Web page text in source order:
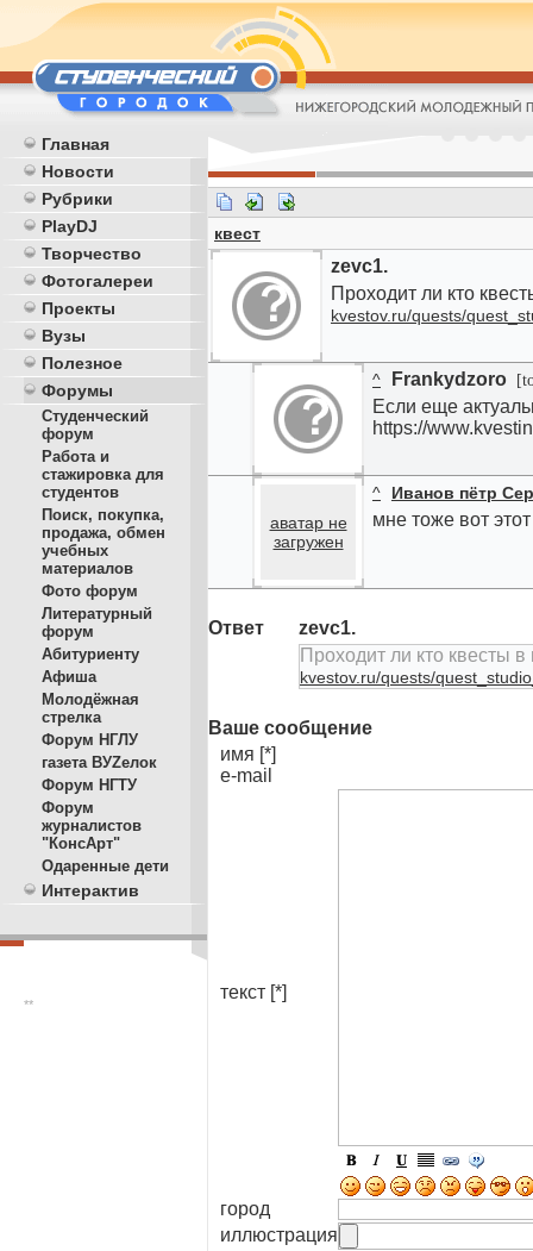
Главная
Новости
Рубрики
PlayDJ
Творчество
Фотогалереи
Проекты
Вузы
Полезное
Форумы
Студенческий
форум
Работа и
стажировка для
студентов
Поиск, покупка,
продажа, обмен
учебных
материалов
Фото форум
Литературный
форум
Абитуриенту
Афиша
Молодёжная
стрелка
Форум НГЛУ
газета ВУZелок
Форум НГТУ
Форум
журналистов
"КонсАрт"
Одаренные дети
Интерактив
**
квест
zevc1.
Проходит ли кто
kvestov.ru/quests/
^ Frankydzoro
Если еще
https://
аватар не
загружен
^ Иванов пётр
мне тоже вот
Ответ
zevc1.
Проходит ли кто квесты
kvestov.ru/quests/
Ваше сообщение
имя [*]
e-mail
текст [*]
город
иллюстрация